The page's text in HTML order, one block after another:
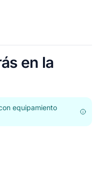
en la
equipamiento